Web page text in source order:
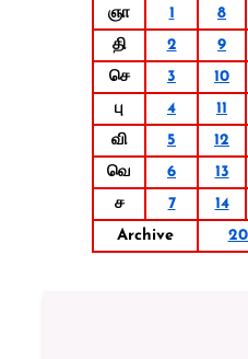
ஞா
1 8
தி
2 9
செ
3 10
பு
4 11
வி
5 12
வெ
6 13
ச
7 14
Archive